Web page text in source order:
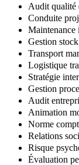
Audit qualité
Conduite
Maintenance
Gestion stock
Transport
Logistique
Stratégie
Gestion
Audit
Animation
Norme
Relations
Risque
Évaluation